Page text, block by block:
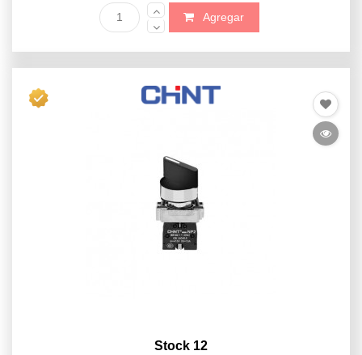
Agregar
Stock 12